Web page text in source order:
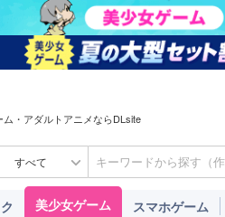
・アダルトアニメならDLsite
すべて
美少女ゲーム スマホゲーム